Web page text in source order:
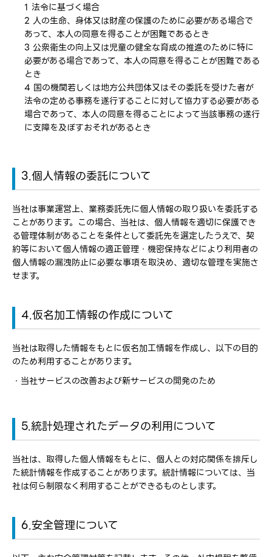
1 法令に基づく場合
2 人の生命、身体又は財産の保護のために必要がある場合で
あって、本人の同意を得ることが困難であるとき
3 公衆衛生の向上又は児童の健全な育成の推進のために特に
必要がある場合であって、本人の同意を得ることが困難である
とき
4 国の機関若しくは地方公共団体又はその委託を受けた者が
法令の定める事務を遂行することに対して協力する必要がある
場合であって、本人の同意を得ることによって当該事務の遂行
に支障を及ぼすおそれがあるとき
3.個人情報の委託について
当社は事業運営上、業務委託先に個人情報の取り扱いを委託する
ことがあります。この場合、当社は、個人情報を適切に保護でき
る管理体制があることを条件として委託先を選定したうえで、契
約等において個人情報の適正管理・機密保持などにより利用者の
個人情報の漏洩防止に必要な事項を取決め、適切な管理を実施さ
せます。
4.仮名加工情報の作成について
当社は取得した情報をもとに仮名加工情報を作成し、以下の目的
のため利用することがあります。
・当社サービスの改善および新サービスの開発のため
5.統計処理されたデータの利用について
当社は、取得した個人情報をもとに、個人との対応関係を排斥し
た統計情報を作成することがあります。統計情報については、当
社は何ら制限なく利用することができるものとします。
6.安全管理について